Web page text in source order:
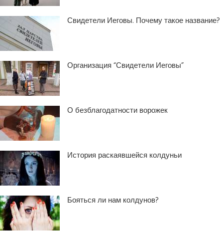
Свидетели Иеговы. Почему такое название?
Организация “Свидетели Иеговы”
О безблагодатности ворожек
История раскаявшейся колдуньи
Бояться ли нам колдунов?